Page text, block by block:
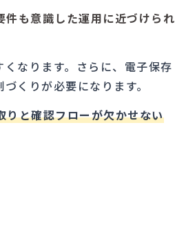
も意識した運用に近づけられ
なります。さらに、電子保存
くりが必要になります。
りと確認フローが欠かせない